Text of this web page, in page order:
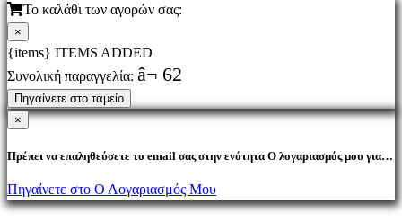
Το καλάθι των αγορών σας:
×
{items} ITEMS ADDED
Συνολική παραγγελία: â¬ 62
Πηγαίνετε στο ταμείο
×
Πρέπει να επαληθεύσετε το email σας στην ενότητα Ο λογαριασμός μου για
Πηγαίνετε στο Ο Λογαριασμός Μου